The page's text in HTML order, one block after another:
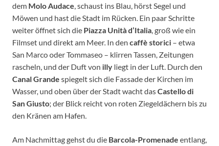
dem Molo Audace, schaust ins Blau, hörst Segel und
Möwen und hast die Stadt im Rücken. Ein paar Schritte
weiter öffnet sich die Piazza Unità d’Italia, groß wie ein
Filmset und direkt am Meer. In den caffè storici – etwa
San Marco oder Tommaseo – klirren Tassen, Zeitungen
rascheln, und der Duft von illy liegt in der Luft. Durch den
Canal Grande spiegelt sich die Fassade der Kirchen im
Wasser, und oben über der Stadt wacht dasCastello di
San Giusto; der Blick reicht von roten Ziegeldächern bis zu
den Kränen am Hafen.
Am Nachmittag gehst du die Barcola-Promenade entlang,